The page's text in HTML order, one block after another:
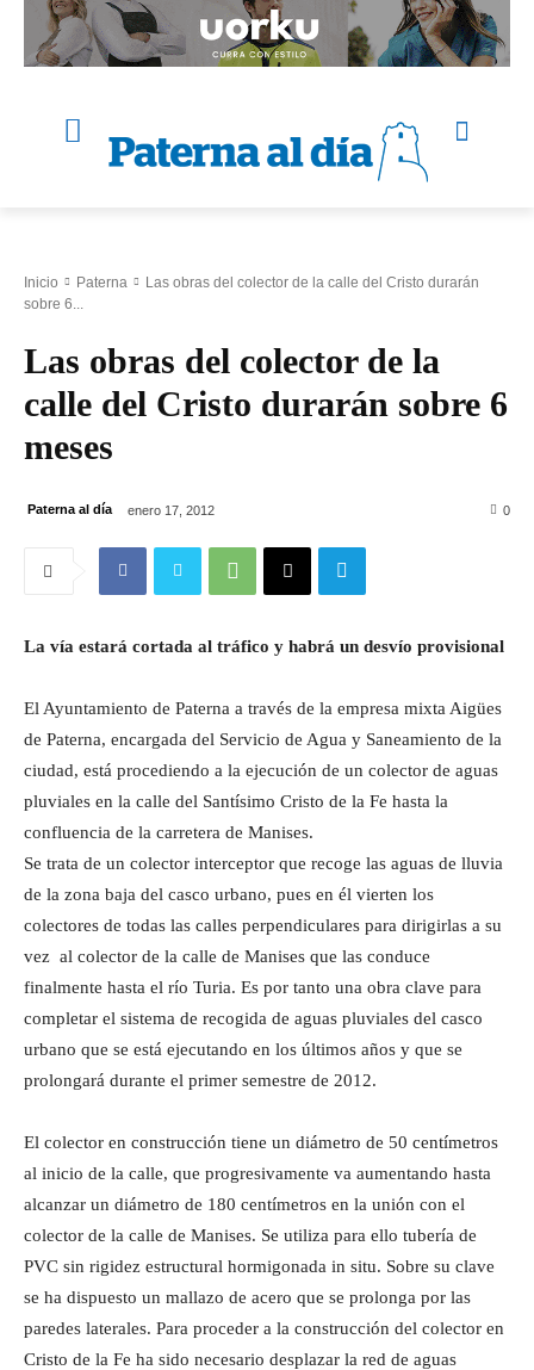
Inicio Paterna
Las obras del colector de la calle del Cristo durarán
sobre 6...
Las obras del colector de la
calle del Cristo durarán sobre 6
meses
Paterna al día enero 17, 2012 0
La vía estará cortada al tráfico y habrá un desvío provisional
El Ayuntamiento de Paterna a través de la empresa mixta Aigües
de Paterna, encargada del Servicio de Agua y Saneamiento de la
ciudad, está procediendo a la ejecución de un colector de aguas
pluviales en la calle del Santísimo Cristo de la Fe hasta la
confluencia de la carretera de Manises.
Se trata de un colector interceptor que recoge las aguas de lluvia
de la zona baja del casco urbano, pues en él vierten los
colectores de todas las calles perpendiculares para dirigirlas a su
vez al colector de la calle de Manises que las conduce
finalmente hasta el río Turia. Es por tanto una obra clave para
completar el sistema de recogida de aguas pluviales del casco
urbano que se está ejecutando en los últimos años y que se
prolongará durante el primer semestre de 2012.
El colector en construcción tiene un diámetro de 50 centímetros
al inicio de la calle, que progresivamente va aumentando hasta
alcanzar un diámetro de 180 centímetros en la unión con el
colector de la calle de Manises. Se utiliza para ello tubería de
PVC sin rigidez estructural hormigonada in situ. Sobre su clave
se ha dispuesto un mallazo de acero que se prolonga por las
paredes laterales. Para proceder a la construcción del colector en
Cristo de la Fe ha sido necesario desplazar la red de aguas